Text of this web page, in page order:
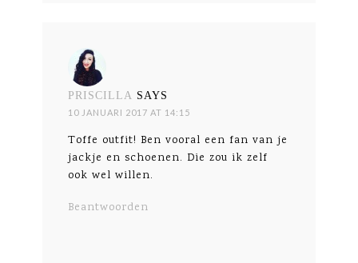
PRISCILLA SAYS
10 JANUARI 2017 AT 14:15
Toffe outfit! Ben vooral een fan van je
jackje en schoenen. Die zou ik zelf
ook wel willen.
Beantwoorden